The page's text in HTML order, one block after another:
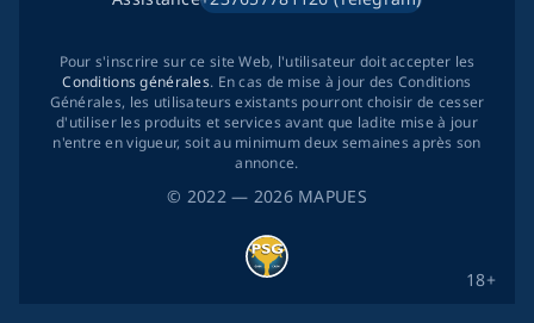
© 2022— 2026 MAPUES
18+
Pour s'inscrire sur ce site Web, l'utilisateur doit accepter les
Conditions générales. En cas de mise à jour des Conditions
Générales, les utilisateurs existants pourront choisir de cesser
d'utiliser les produits et services avant que ladite mise à jour
n'entre en vigueur, soit au minimum deux semaines après son
annonce.